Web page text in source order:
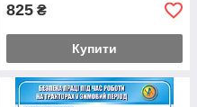
825 ₴
Купити